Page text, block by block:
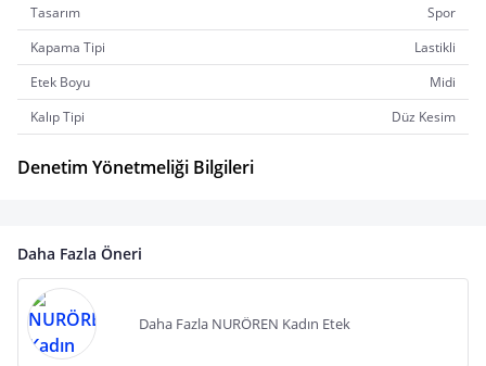
Tasarım
Spor
Kapama Tipi
Lastikli
Etek Boyu
Midi
Kalıp Tipi
Düz Kesim
Denetim Yönetmeliği Bilgileri
Daha Fazla Öneri
Daha Fazla NURÖREN Kadın Etek